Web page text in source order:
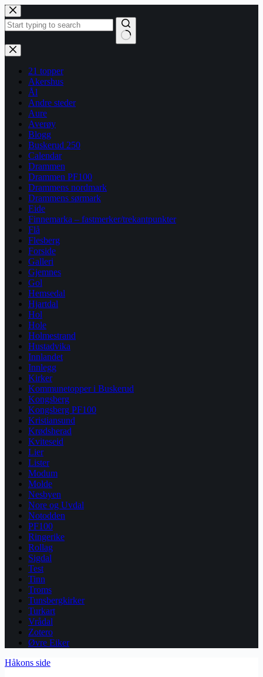
Hopp
til
innholdet
Ingen
resultater
21 topper
Akershus
Ål
Andre steder
Aure
Averøy
Blogg
Buskerud 250
Calendar
Drammen
Drammen PF100
Drammens nordmark
Drammens sørmark
Eide
Finnemarka – fastmerker/trekantpunkter
Flå
Flesberg
Forside
Galleri
Gjemnes
Gol
Hemsedal
Hjartdal
Hol
Hole
Holmestrand
Hustadvika
Innlandet
Innlegg
Kirker
Kommunetopper i Buskerud
Kongsberg
Kongsberg PF100
Kristiansund
Krødsherad
Kviteseid
Lier
Lister
Modum
Molde
Nesbyen
Nore og Uvdal
Notodden
PF100
Ringerike
Rollag
Sigdal
Test
Tinn
Troms
Tunsbergkirker
Turkart
Vrådal
Zotero
Øvre Eiker
Håkons side